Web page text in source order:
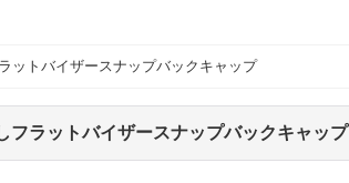
ットバイザースナップバックキャップ
フラットバイザースナップバックキャップ